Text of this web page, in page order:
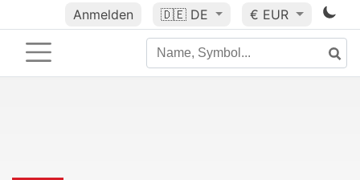
Anmelden 🇩🇪 DE € EUR